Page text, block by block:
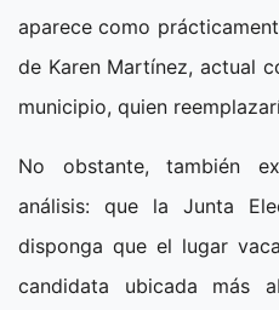
aparece como
de Karen Martínez, actual
municipio, quien
No obstante, también
análisis: que la Junta
disponga que el lugar
candidata ubicada más